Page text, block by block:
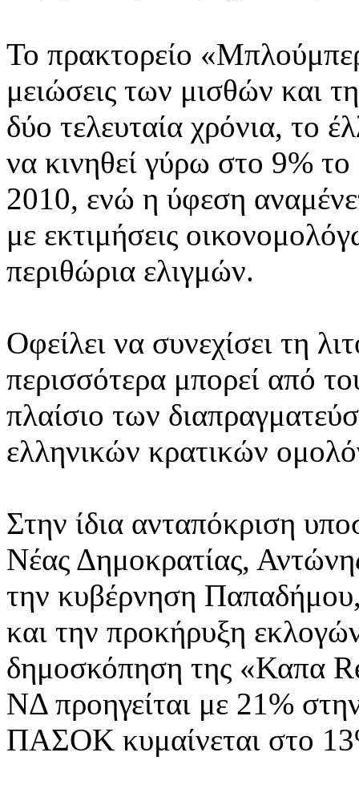
Το πρακτορείο
μειώσεις των μισθών και
δύο τελευταία χρόνια, το
να κινηθεί γύρω στο 9%
2010, ενώ η ύφεση
με εκτιμήσεις
περιθώρια ελιγμών.
Οφείλει να συνεχίσει τη
περισσότερα μπορεί από
πλαίσιο των
ελληνικών κρατικών
Στην ίδια ανταπόκριση
Νέας Δημοκρατίας,
την κυβέρνηση
και την προκήρυξη
δημοσκόπηση της «Καπα
ΝΔ προηγείται με 21%
ΠΑΣΟΚ κυμαίνεται στο